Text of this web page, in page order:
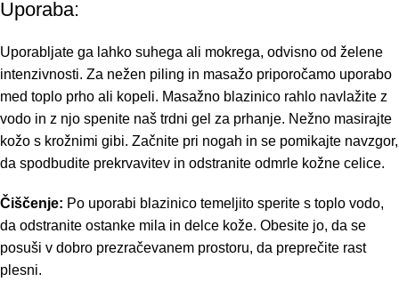
Uporaba:
Uporabljate ga lahko suhega ali mokrega, odvisno od želene
intenzivnosti. Za nežen piling in masažo priporočamo uporabo
med toplo prho ali kopeli. Masažno blazinico rahlo navlažite z
vodo in z njo spenite naš trdni gel za prhanje. Nežno masirajte
kožo s krožnimi gibi. Začnite pri nogah in se pomikajte navzgor,
da spodbudite prekrvavitev in odstranite odmrle kožne celice.
Čiščenje: Po uporabi blazinico temeljito sperite s toplo vodo,
da odstranite ostanke mila in delce kože. Obesite jo, da se
posuši v dobro prezračevanem prostoru, da preprečite rast
plesni.